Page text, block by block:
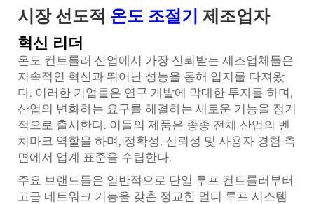
시장 선도적 온도 조절기 제조업자
혁신 리더
온도 컨트롤러 산업에서 가장 신뢰받는 제조업체들은
지속적인 혁신과 뛰어난 성능을 통해 입지를 다져왔
다. 이러한 기업들은 연구 개발에 막대한 투자를 하며,
산업의 변화하는 요구를 해결하는 새로운 기능을 정기
적으로 출시한다. 이들의 제품은 종종 전체 산업의 벤
치마크 역할을 하며, 정확성, 신뢰성 및 사용자 경험 측
면에서 업계 표준을 수립한다.
주요 브랜드들은 일반적으로 단일 루프 컨트롤러부터
고급 네트워크 기능을 갖춘 정교한 멀티 루프 시스템